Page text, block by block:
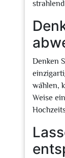
Denken
wählen,
Weise